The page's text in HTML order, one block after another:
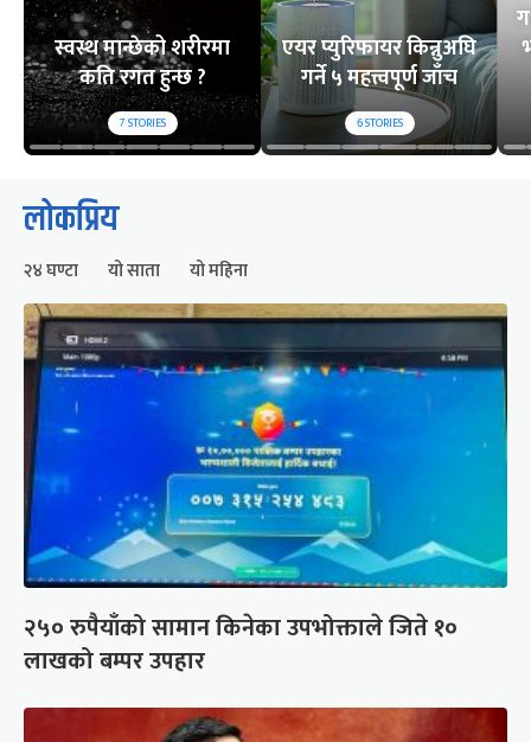
स्वस्थ मान्छेको शरीरमा
कति रगत हुन्छ ?
7STORIES
एयर प्युरिफायर किन्नुअघि
गर्ने ५ महत्त्वपूर्ण जाँच
6STORIES
लोकप्रिय
२४ घण्टा यो साता यो महिना
२५० रुपैयाँको सामान किनेका उपभोक्ताले जिते १०
लाखको बम्पर उपहार